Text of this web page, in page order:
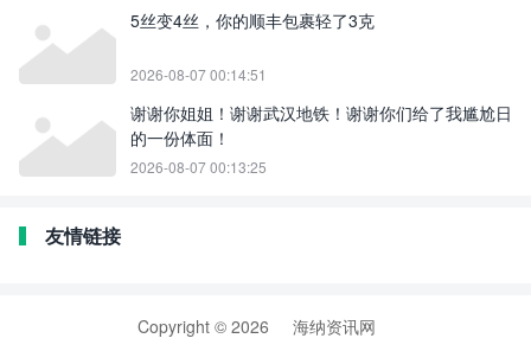
5丝变4丝，你的顺丰包裹轻了3克
2026-08-07 00:14:51
谢谢你姐姐！谢谢武汉地铁！谢谢你们给了我尴尬日
的一份体面！
2026-08-07 00:13:25
友情链接
Copyright © 2026 海纳资讯网